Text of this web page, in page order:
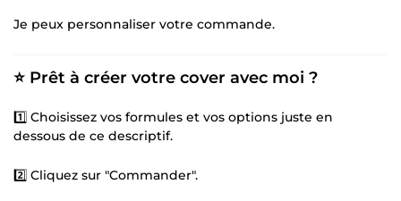
Je peux personnaliser votre commande.
⭐ Prêt à créer votre cover avec moi ?
1️⃣ Choisissez vos formules et vos options juste en
dessous de ce descriptif.
2️⃣ Cliquez sur "Commander".